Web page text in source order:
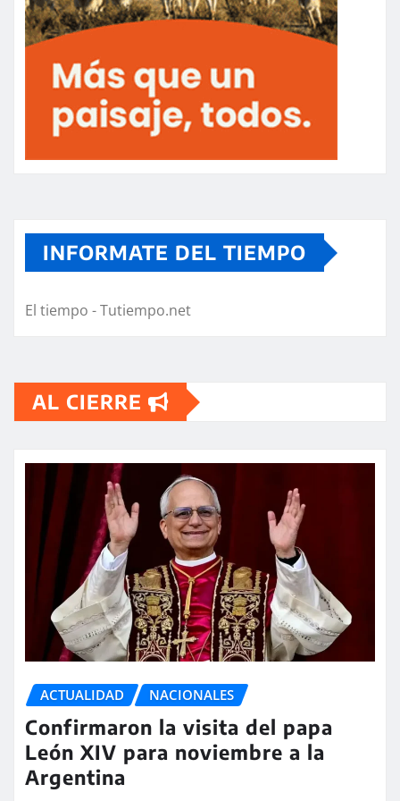
INFORMATE DEL TIEMPO
El tiempo - Tutiempo.net
AL CIERRE
ACTUALIDAD NACIONALES
Confirmaron la visita del papa
León XIV para noviembre a la
Argentina